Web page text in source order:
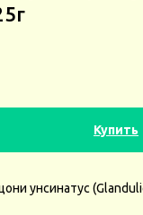
Купить
унсинатус